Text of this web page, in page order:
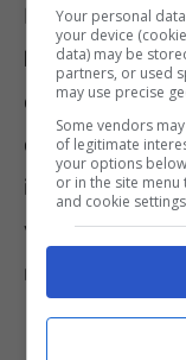
Di sicuro c’è
bene
che saprà
conosce i
invece
vantaggi che
recente studio.
Your personal
your device
data) may be
partners, or used
may use precise
Some vendors
of legitimate
your options
or in the site
and cookie